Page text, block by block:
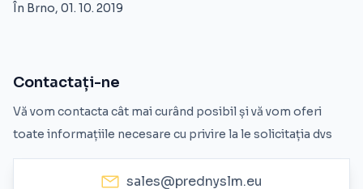
În Brno, 01. 10. 2019
Contactați-ne
Vă vom contacta cât mai curând posibil și vă vom oferi
toate informațiile necesare cu privire la le solicitația dvs
sales@prednyslm.eu